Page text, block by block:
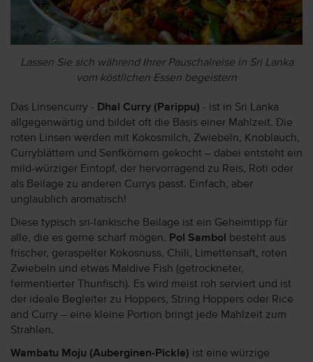
Lassen Sie sich während Ihrer Pauschalreise in Sri Lanka
vom köstlichen Essen begeistern
Das Linsencurry - Dhal Curry (Parippu) - ist in Sri Lanka
allgegenwärtig und bildet oft die Basis einer Mahlzeit. Die
roten Linsen werden mit Kokosmilch, Zwiebeln, Knoblauch,
Curryblättern und Senfkörnern gekocht – dabei entsteht ein
mild-würziger Eintopf, der hervorragend zu Reis, Roti oder
als Beilage zu anderen Currys passt. Einfach, aber
unglaublich aromatisch!
Diese typisch sri-lankische Beilage ist ein Geheimtipp für
alle, die es gerne scharf mögen. Pol Sambol
besteht aus
frischer, geraspelter Kokosnuss, Chili, Limettensaft, roten
Zwiebeln und etwas Maldive Fish (getrockneter,
fermentierter Thunfisch). Es wird meist roh serviert und ist
der ideale Begleiter zu Hoppers, String Hoppers oder Rice
and Curry – eine kleine Portion bringt jede Mahlzeit zum
Strahlen.
Wambatu Moju (Auberginen-Pickle) ist eine würzige